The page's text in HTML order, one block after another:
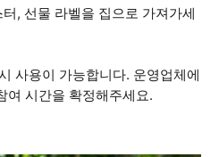
, 선물 라벨을 집으로 가져가세
사용이 가능합니다. 운영업체에
여 시간을 확정해주세요.